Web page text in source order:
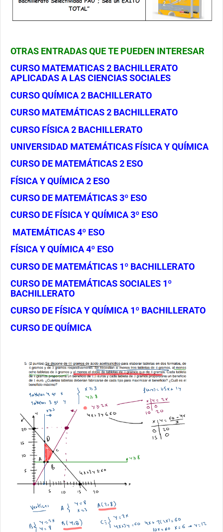
OTRAS ENTRADAS QUE TE PUEDEN INTERESAR
CURSO MATEMATICAS 2 BACHILLERATO
APLICADAS A LAS CIENCIAS SOCIALES
CURSO QUÍMICA 2 BACHILLERATO
CURSO MATEMÁTICAS 2 BACHILLERATO
CURSO FÍSICA 2 BACHILLERATO
UNIVERSIDAD MATEMÁTICAS FÍSICA Y QUÍMICA
CURSO DE MATEMÁTICAS 2 ESO
FÍSICA Y QUÍMICA 2 ESO
CURSO DE MATEMÁTICAS 3º ESO
CURSO DE FÍSICA Y QUÍMICA 3º ESO
MATEMÁTICAS 4º ESO
FÍSICA Y QUÍMICA 4º ESO
CURSO DE MATEMÁTICAS 1º BACHILLERATO
CURSO DE MATEMÁTICAS SOCIALES 1º
BACHILLERATO
CURSO DE FÍSICA Y QUÍMICA 1º BACHILLERATO
CURSO DE QUÍMICA